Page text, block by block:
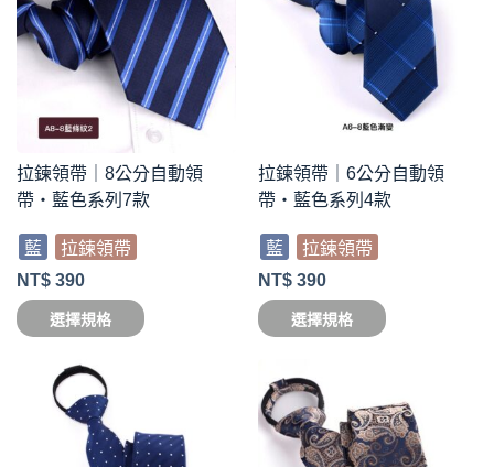
拉鍊領帶｜8公分自動領
帶・藍色系列7款
藍
拉鍊領帶
NT$ 390
選擇規格
拉鍊領帶｜6公分自動領
帶・藍色系列4款
藍
拉鍊領帶
NT$ 390
選擇規格